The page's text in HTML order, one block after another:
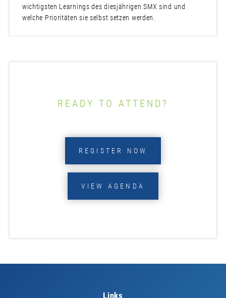
wichtigsten Learnings des diesjährigen SMX sind und
welche Prioritäten sie selbst setzen werden.
READY TO ATTEND?
REGISTER NOW
VIEW AGENDA
Links